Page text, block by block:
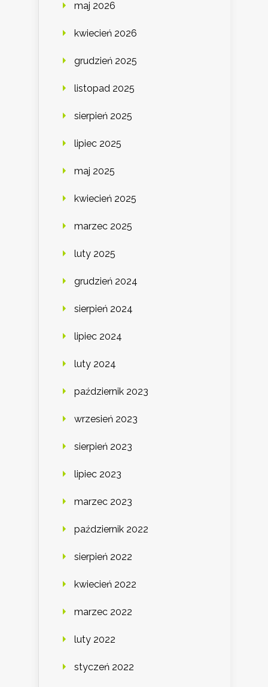
maj 2026
kwiecień 2026
grudzień 2025
listopad 2025
sierpień 2025
lipiec 2025
maj 2025
kwiecień 2025
marzec 2025
luty 2025
grudzień 2024
sierpień 2024
lipiec 2024
luty 2024
październik 2023
wrzesień 2023
sierpień 2023
lipiec 2023
marzec 2023
październik 2022
sierpień 2022
kwiecień 2022
marzec 2022
luty 2022
styczeń 2022